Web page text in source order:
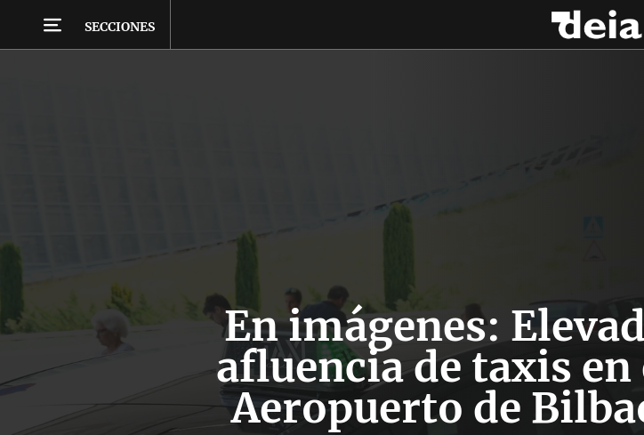
SECCIONES
En imágenes:
afluencia de taxis en
Aeropuerto de